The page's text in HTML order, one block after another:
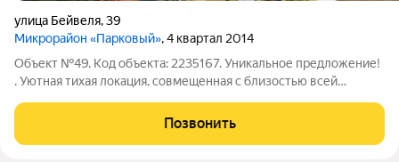
улица Бейвеля,39
Микрорайон «Парковый», 4 квартал 2014
Объект №49. Код объекта: 2235167. Уникальное предложение!
. Уютная тихая локация, совмещенная с близостью всей
дома, пешая доступность 2-5 минут ОЦ 5 и ОЦ 2. Предлагается
к продаже светлая
Позвонить